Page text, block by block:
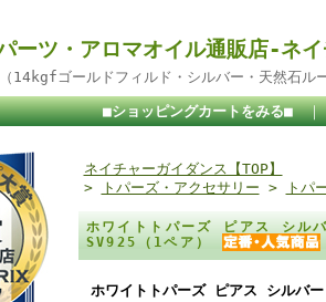
ーツ・アロマオイル通販店-ネ
14kgfゴールドフィルド・シルバー・天然石ル
■ショッピングカートをみる■
ネイチャーガイダンス【TOP】
>
トパーズ・アクセサリー > トパ
ホワイトトパーズ ピアス シル
SV925（1ペア）
ホワイトトパーズ ピアス シルバ